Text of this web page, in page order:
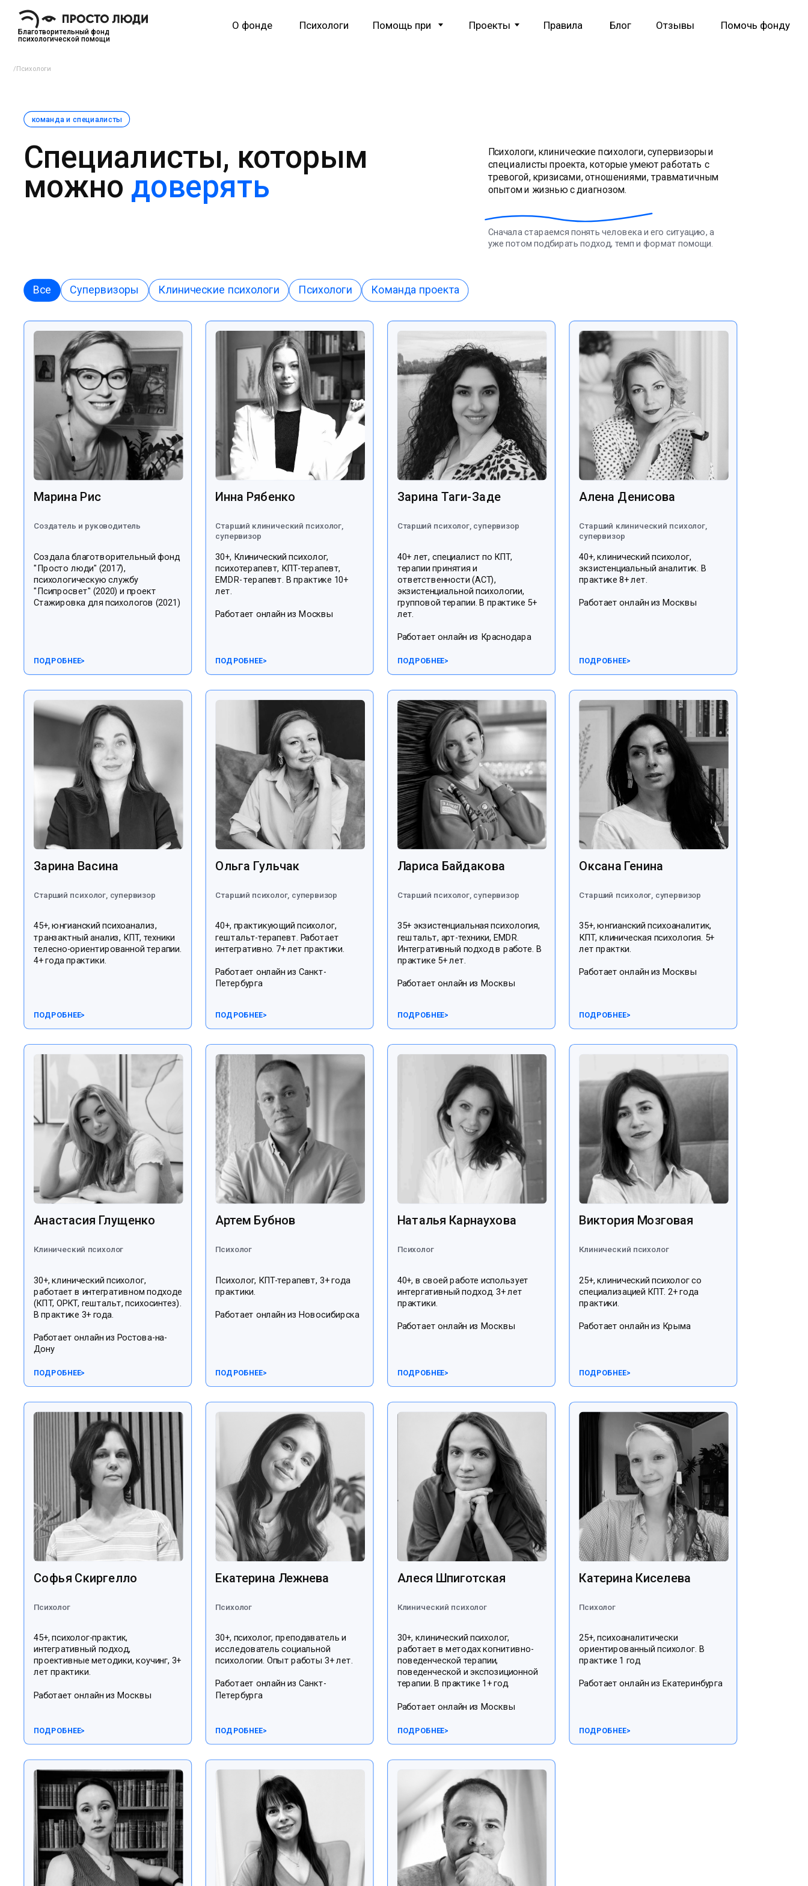
О фонде Проекты
Помощь при Правила Помочь фонду
Психологи Отзывы
Блог
Благотворительный фонд
психологической помощи
команда и специалисты
Специалисты, которым
можно доверять
Психологи, клинические психологи, супервизоры и
специалисты проекта, которые умеют работать с
тревогой, кризисами, отношениями, травматичным
опытом и жизнью с диагнозом.
Сначала стараемся понять человека и его ситуацию, а
уже потом подбирать подход, темп и формат помощи.
Все Супервизоры Клинические психологи Психологи Команда проекта
Марина Рис
Создатель и руководитель
Создала благотворительный фонд
"Просто люди" (2017),
психологическую службу
"Псипросвет" (2020) и проект
Стажировка для психологов (2021)
ПОДРОБНЕЕ>
Инна Рябенко
Старший клинический психолог,
супервизор
30+, Клинический психолог,
психотерапевт, КПТ-терапевт,
EMDR- терапевт. В практике 10+
лет.
Работает онлайн из Москвы
ПОДРОБНЕЕ>
Зарина Таги-Заде
Старший психолог, супервизор
40+ лет, специалист по КПТ,
терапии принятия и
ответственности (АСТ),
экзистенциальной психологии,
групповой терапии. В практике 5+
лет.
Работает онлайн из Краснодара
ПОДРОБНЕЕ>
Алена Денисова
Старший клинический психолог,
супервизор
40+, клинический психолог,
экзистенциальный аналитик. В
практике 8+ лет.
Работает онлайн из Москвы
ПОДРОБНЕЕ>
Зарина Васина
Старший психолог, супервизор
45+, юнгианский психоанализ,
транзактный анализ, КПТ, техники
телесно-ориентированной терапии.
4+ года практики.
ПОДРОБНЕЕ>
Ольга Гульчак
Старший психолог, супервизор
40+, практикующий психолог,
гештальт-терапевт. Работает
интегративно. 7+ лет практики.
Работает онлайн из Санкт-
Петербурга
ПОДРОБНЕЕ>
Лариса Байдакова
Старший психолог, супервизор
35+ экзистенциальная психология,
гештальт, арт-техники, EMDR.
Интегративный подход в работе. В
практике 5+ лет.
Работает онлайн из Москвы
ПОДРОБНЕЕ>
Оксана Генина
Старший психолог, супервизор
35+, юнгианский психоаналитик,
КПТ, клиническая психология. 5+
лет практки.
Работает онлайн из Москвы
ПОДРОБНЕЕ>
Анастасия Глущенко
Клинический психолог
30+, клинический психолог,
работает в интегративном подходе
(КПТ, ОРКТ, гештальт, психосинтез).
В практике 3+ года.
Работает онлайн из Ростова-на-
Дону
ПОДРОБНЕЕ>
Артем Бубнов
Психолог
Психолог, КПТ-терапевт, 3+ года
практики.
Работает онлайн из Новосибирска
ПОДРОБНЕЕ>
Наталья Карнаухова
Психолог
40+, в своей работе использует
интергативный подход. 3+ лет
практики.
Работает онлайн из Москвы
ПОДРОБНЕЕ>
Виктория Мозговая
Клинический психолог
25+, клинический психолог со
специализацией КПТ. 2+ года
практики.
Работает онлайн из Крыма
ПОДРОБНЕЕ>
Софья Скиргелло
Психолог
45+, психолог-практик,
интегративный подход,
проективные методики, коучинг, 3+
лет практики.
Работает онлайн из Москвы
ПОДРОБНЕЕ>
Екатерина Лежнева
Психолог
30+, психолог, преподаватель и
исследователь социальной
психологии. Опыт работы 3+ лет.
Работает онлайн из Санкт-
Петербурга
ПОДРОБНЕЕ>
Алеся Шпиготская
Клинический психолог
30+, клинический психолог,
работает в методах когнитивно-
поведенческой терапии,
поведенческой и экспозиционной
терапии. В практике 1+ год.
Работает онлайн из Москвы
ПОДРОБНЕЕ>
Катерина Киселева
Психолог
25+, психоаналитически
ориентированный психолог. В
практике 1 год
Работает онлайн из Екатеринбурга
ПОДРОБНЕЕ>